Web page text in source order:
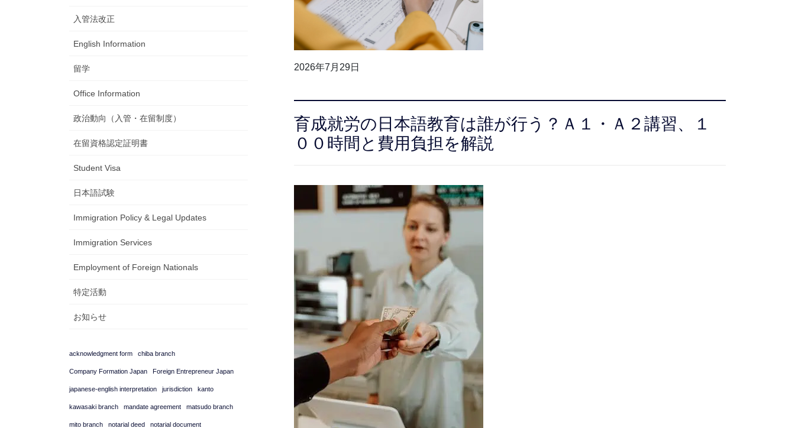
2026年7月29日
育成就労の日本語教育は誰が行う？Ａ１・Ａ２講習、１
００時間と費用負担を解説
入管法改正
English Information
留学
Office Information
政治動向（入管・在留制度）
在留資格認定証明書
Student Visa
日本語試験
Immigration Policy & Legal Updates
Immigration Services
Employment of Foreign Nationals
特定活動
お知らせ
acknowledgment form chiba branch
Company Formation Japan Foreign Entrepreneur Japan
japanese-english interpretation jurisdiction kanto
kawasaki branch mandate agreement matsudo branch
mito branch notarial deed notarial document